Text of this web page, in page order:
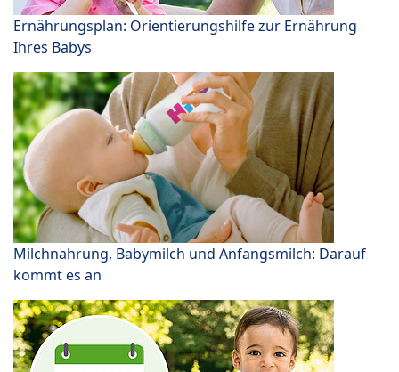
Ernährungsplan: Orientierungshilfe zur Ernährung
Ihres Babys
Milchnahrung, Babymilch und Anfangsmilch: Darauf
kommt es an